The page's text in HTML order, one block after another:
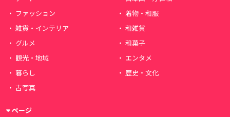
ファッション
着物・和服
雑貨・インテリア
和雑貨
グルメ
和菓子
観光・地域
エンタメ
暮らし
歴史・文化
古写真
ページ